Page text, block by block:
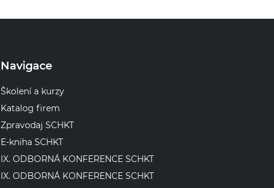
Navigace
Školení a kurzy
Katalog firem
Zpravodaj SCHKT
E-kniha SCHKT
IX. ODBORNÁ KONFERENCE SCHKT
IX. ODBORNÁ KONFERENCE SCHKT